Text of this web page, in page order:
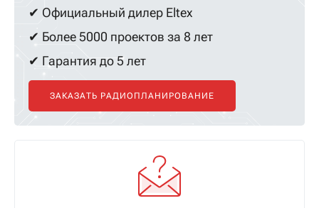
✔ Официальный дилер Eltex
✔ Более 5000 проектов за 8 лет
✔ Гарантия до 5 лет
ЗАКАЗАТЬ РАДИОПЛАНИРОВАНИЕ